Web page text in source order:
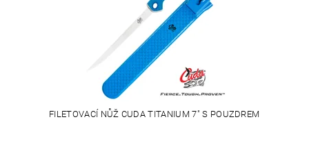
FILETOVACÍ NŮŽ CUDA TITANIUM 7" S POUZDREM